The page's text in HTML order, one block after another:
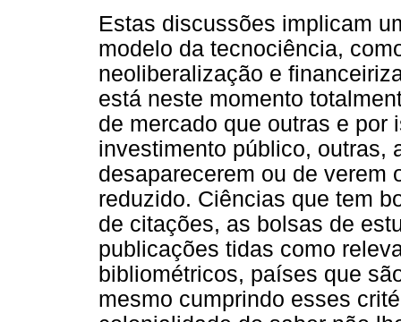
Estas discussões implicam
modelo da tecnociência,
neoliberalização e
está neste momento
de mercado que outras e por
investimento público, outras,
desaparecerem ou de verem
reduzido. Ciências que tem
de citações, as bolsas de
publicações tidas como
bibliométricos, países que
mesmo cumprindo esses